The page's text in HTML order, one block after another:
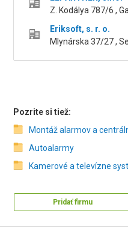
Z. Kodálya 787/6 ,
Eriksoft, s. r. o.
Mlynárska 37/27 ,
Pozrite si tiež:
Montáž alarmov a
Autoalarmy
Kamerové a televízne
Pridať firmu